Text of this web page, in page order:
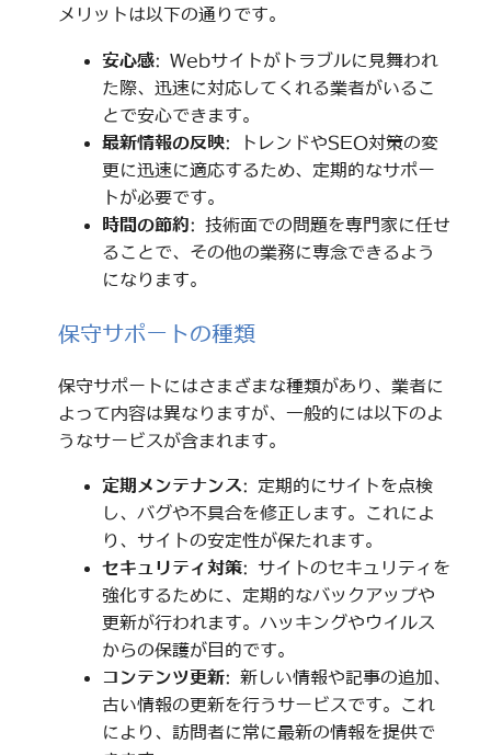
メリットは以下の通りです。
安心感: Webサイトがトラブルに見舞われ
た際、迅速に対応してくれる業者がいるこ
とで安心できます。
最新情報の反映: トレンドやSEO対策の変
更に迅速に適応するため、定期的なサポー
トが必要です。
時間の節約: 技術面での問題を専門家に任せ
ることで、その他の業務に専念できるよう
になります。
保守サポートの種類
保守サポートにはさまざまな種類があり、業者に
よって内容は異なりますが、一般的には以下のよ
うなサービスが含まれます。
定期メンテナンス: 定期的にサイトを点検
し、バグや不具合を修正します。これによ
り、サイトの安定性が保たれます。
セキュリティ対策: サイトのセキュリティを
強化するために、定期的なバックアップや
更新が行われます。ハッキングやウイルス
からの保護が目的です。
コンテンツ更新: 新しい情報や記事の追加、
古い情報の更新を行うサービスです。これ
により、訪問者に常に最新の情報を提供で